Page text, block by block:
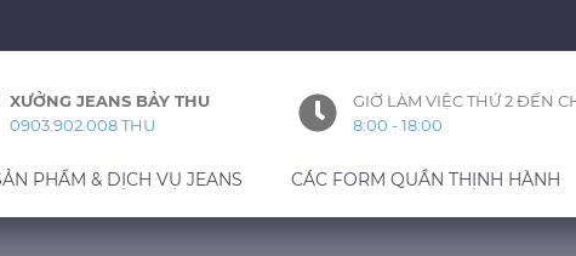
XƯỞNG JEANS BẢY THU
0903.902.008 THU
GIỜ LÀM VIỆC THỨ 2 ĐẾN
8:00 - 18:00
PHẨM & DỊCH VỤ JEANS CÁC FORM QUẦN THỊNH HÀNH